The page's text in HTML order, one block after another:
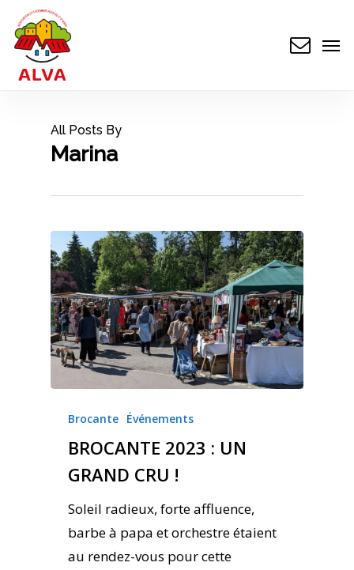
Skip
main
content
All Posts By
Marina
Brocante Événements
BROCANTE 2023 : UN
GRAND CRU !
Soleil radieux, forte affluence,
barbe à papa et orchestre étaient
au rendez-vous pour cette